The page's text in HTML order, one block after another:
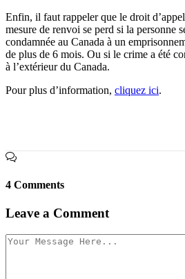
Enfin, il faut rappeler que le droit
mesure de renvoi se perd si la personne
condamnée au Canada à un
de plus de 6 mois. Ou si le crime a été
à l’extérieur du Canada.
Pour plus d’information, cliquez ici.
4 Comments
Leave a Comment